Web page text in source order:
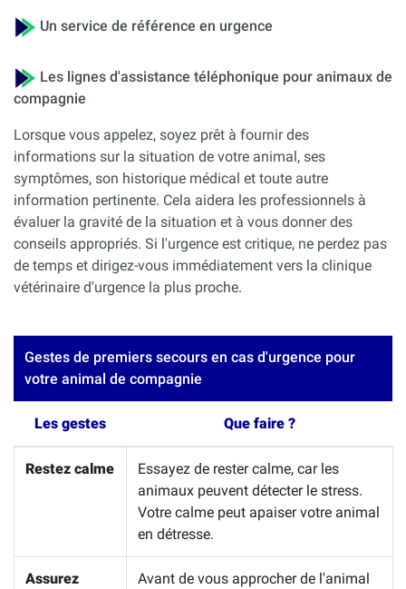
Un service de référence en urgence
Les lignes d'assistance téléphonique pour animaux de
compagnie
Lorsque vous appelez, soyez prêt à fournir des
informations sur la situation de votre animal, ses
symptômes, son historique médical et toute autre
information pertinente. Cela aidera les professionnels à
évaluer la gravité de la situation et à vous donner des
conseils appropriés. Si l'urgence est critique, ne perdez pas
de temps et dirigez-vous immédiatement vers la clinique
vétérinaire d'urgence la plus proche.
Gestes de premiers secours en cas d'urgence pour
votre animal de compagnie
Les gestes Que faire ?
Restez calme
Essayez de rester calme, car les
animaux peuvent détecter le stress.
Votre calme peut apaiser votre animal
en détresse.
Assurez
Avant de vous approcher de l'animal